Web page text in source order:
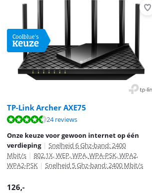
TP-Link Archer AXE75
24 reviews
Onze keuze voor gewoon internet op één
verdieping | Snelheid 6 Ghz-band: 2400
Mbit/s | 802.1X, WEP, WPA, WPA-PSK, WPA2,
WPA2-PSK | Snelheid 5 Ghz-band: 2400 Mbit/s
126,-